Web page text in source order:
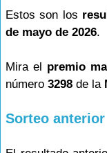
Estos son los
de mayo de 2026.
Mira el premio
número 3298 de la
Sorteo anterior